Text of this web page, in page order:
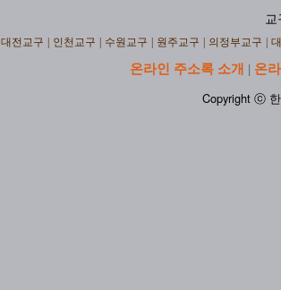
교
대전교구 인천교구 수원교구 원주교구 의정부교구
온라인 주소록 소개 | 온
Copyright ⓒ